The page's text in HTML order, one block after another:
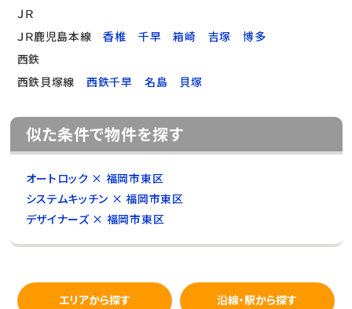
ＪＲ
ＪＲ鹿児島本線
香椎 千早 箱崎 吉塚
博多
西鉄
西鉄貝塚線
西鉄千早 名島 貝塚
似た条件で物件を探す
オートロック × 福岡市東区
システムキッチン × 福岡市東区
デザイナーズ × 福岡市東区
エリアから探す 沿線・駅から探す